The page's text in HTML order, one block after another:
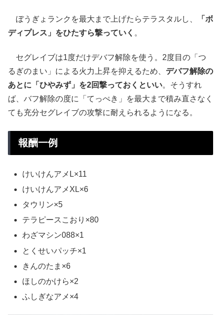
ぼうぎょランクを最大まで上げたらテラスタルし、
「ボ
ディプレス」をひたすら撃っていく 。
セグレイブは1度だけデバフ解除を使う。2度目の「つ
るぎのまい」による火力上昇を抑えるため、 デバフ解除の
あとに「ひやみず」を2回撃っておくといい。そうすれ
ば、バフ解除の度に「てっぺき」を最大まで積み直さなく
ても充分セグレイブの攻撃に耐えられるようになる。
報酬一例
けいけんアメL×11
けいけんアメXL×6
タウリン×5
テラピースこおり×80
わざマシン088×1
とくせいパッチ×1
きんのたま×6
ほしのかけら×2
ふしぎなアメ×4